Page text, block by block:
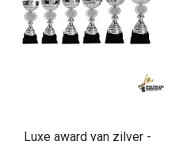
Luxe award van zilver -